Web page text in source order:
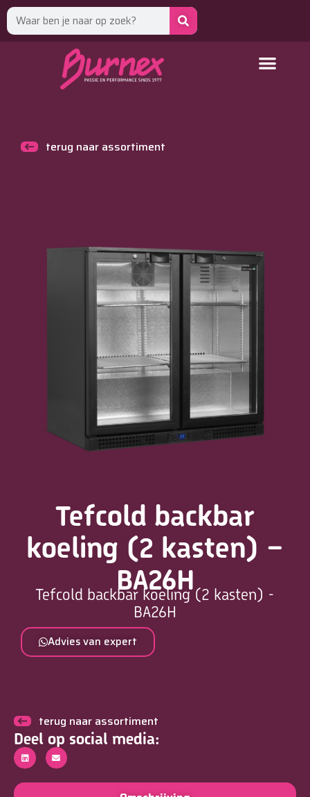
terug naar assortiment
Tefcold backbar
koeling (2 kasten) –
BA26H
Tefcold backbar koeling (2 kasten) -
BA26H
Advies van expert
terug naar assortiment
Deel op social media: